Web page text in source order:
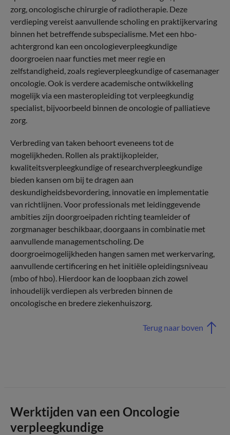
zorg, oncologische chirurgie of radiotherapie. Deze
verdieping vereist aanvullende scholing en praktijkervaring
binnen het betreffende subspecialisme. Met een hbo-
achtergrond kan een oncologieverpleegkundige
doorgroeien naar functies met meer regie en
zelfstandigheid, zoals regieverpleegkundige of casemanager
oncologie. Ook is verdere academische ontwikkeling
mogelijk via een masteropleiding tot verpleegkundig
specialist, bijvoorbeeld binnen de oncologie of palliatieve
zorg.
Verbreding van taken behoort eveneens tot de
mogelijkheden. Rollen als praktijkopleider,
kwaliteitsverpleegkundige of researchverpleegkundige
bieden kansen om bij te dragen aan
deskundigheidsbevordering, innovatie en implementatie
van richtlijnen. Voor professionals met leidinggevende
ambities zijn doorgroeipaden richting teamleider of
zorgmanager beschikbaar, doorgaans in combinatie met
aanvullende managementscholing. De
doorgroeimogelijkheden hangen samen met werkervaring,
aanvullende certificering en het initiële opleidingsniveau
(mbo of hbo). Hierdoor kan de loopbaan zich zowel
inhoudelijk verdiepen als verbreden binnen de
oncologische en bredere ziekenhuiszorg.
Terug naar boven
Werktijden van een Oncologie
verpleegkundige